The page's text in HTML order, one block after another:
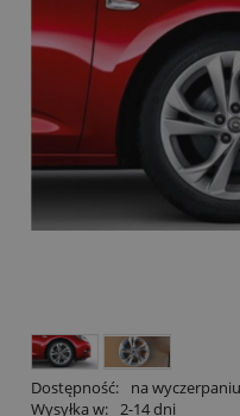
Dostępność:
na wyczerpaniu
Wysyłka w: 2-14 dni